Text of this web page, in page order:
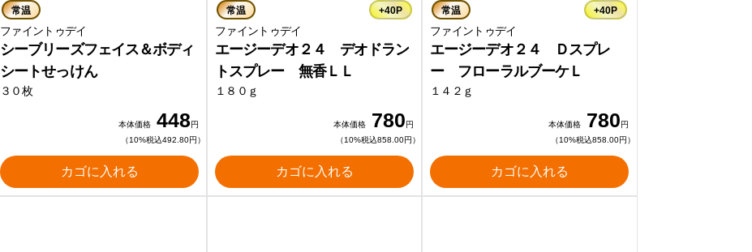
常温
ファイントゥデイ
シーブリーズフェイス＆ボディ
シートせっけん
３０枚
本体価格 448円
（10%税込492.80円）
カゴに入れる
常温 +40P
ファイントゥデイ
エージーデオ２４ デオドラン
トスプレー 無香ＬＬ
１８０ｇ
本体価格 780円
（10%税込858.00円）
カゴに入れる
常温 +40P
ファイントゥデイ
エージーデオ２４ Ｄスプレ
ー フローラルブーケＬ
１４２ｇ
本体価格 780円
（10%税込858.00円）
カゴに入れる